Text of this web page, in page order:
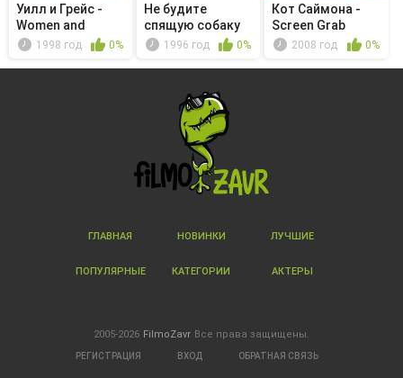
Уилл и Грейс -
Women and
Children First
1998 год 0%
Не будите
спящую собаку
1996 год 0%
Кот Саймона -
Screen Grab
(Specially ...
2008 год 0%
ГЛАВНАЯ НОВИНКИ ЛУЧШИЕ
ПОПУЛЯРНЫЕ КАТЕГОРИИ АКТЕРЫ
2005-2026 FilmoZavr Все права защищены.
РЕГИСТРАЦИЯ ВХОД ОБРАТНАЯ СВЯЗЬ